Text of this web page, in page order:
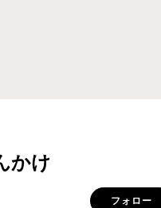
かけ
フォロー